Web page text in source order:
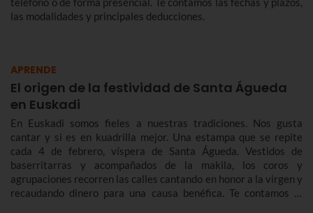
las modalidades y principales deducciones.
APRENDE
El origen de la festividad de Santa Águeda
en Euskadi
En Euskadi somos fieles a nuestras tradiciones. Nos gusta
cantar y si es en kuadrilla mejor. Una estampa que se repite
cada 4 de febrero, víspera de Santa Águeda. Vestidos de
baserritarras y acompañados de la makila, los coros y
agrupaciones recorren las calles cantando en honor a la virgen y
recaudando dinero para una causa benéfica. Te contamos la